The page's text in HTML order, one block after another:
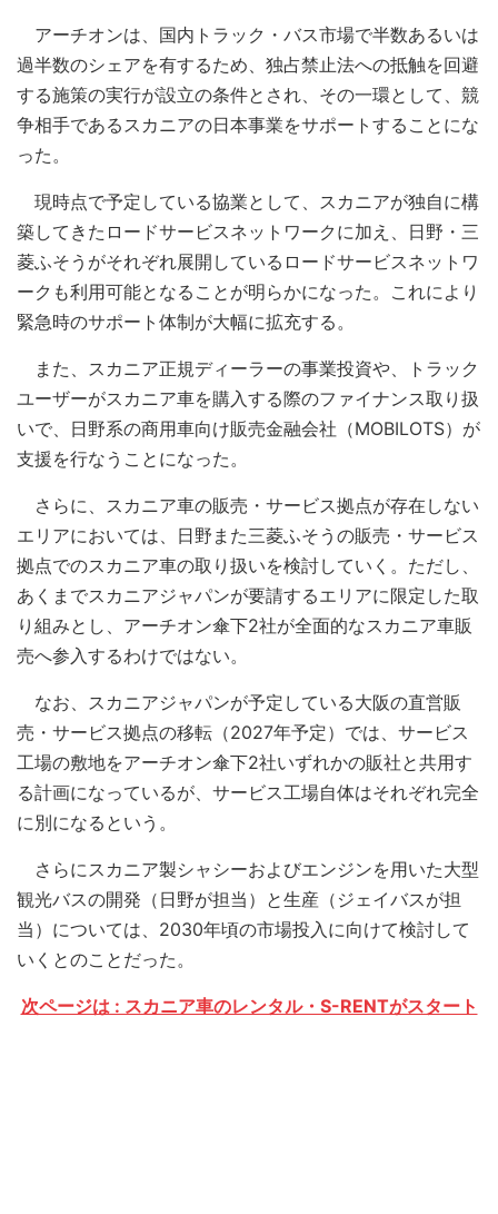
アーチオンは、国内トラック・バス市場で半数あるいは
過半数のシェアを有するため、独占禁止法への抵触を回避
する施策の実行が設立の条件とされ、その一環として、競
争相手であるスカニアの日本事業をサポートすることにな
った。
現時点で予定している協業として、スカニアが独自に構
築してきたロードサービスネットワークに加え、日野・三
菱ふそうがそれぞれ展開しているロードサービスネットワ
ークも利用可能となることが明らかになった。これにより
緊急時のサポート体制が大幅に拡充する。
また、スカニア正規ディーラーの事業投資や、トラック
ユーザーがスカニア車を購入する際のファイナンス取り扱
いで、日野系の商用車向け販売金融会社（MOBILOTS）が
支援を行なうことになった。
さらに、スカニア車の販売・サービス拠点が存在しない
エリアにおいては、日野また三菱ふそうの販売・サービス
拠点でのスカニア車の取り扱いを検討していく。ただし、
あくまでスカニアジャパンが要請するエリアに限定した取
り組みとし、アーチオン傘下2社が全面的なスカニア車販
売へ参入するわけではない。
なお、スカニアジャパンが予定している大阪の直営販
売・サービス拠点の移転（2027年予定）では、サービス
工場の敷地をアーチオン傘下2社いずれかの販社と共用す
る計画になっているが、サービス工場自体はそれぞれ完全
に別になるという。
さらにスカニア製シャシーおよびエンジンを用いた大型
観光バスの開発（日野が担当）と生産（ジェイバスが担
当）については、2030年頃の市場投入に向けて検討して
いくとのことだった。
次ページは : スカニア車のレンタル・S-RENTがスタート